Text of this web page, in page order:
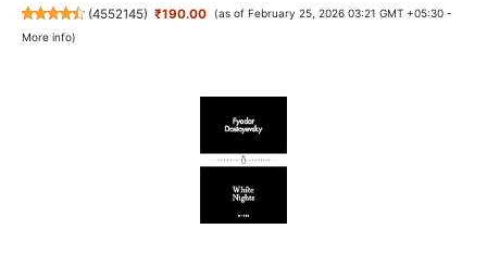
(4552145) ₹190.00
(as of February 25, 2026 03:21 GMT +05:30 -
More info)